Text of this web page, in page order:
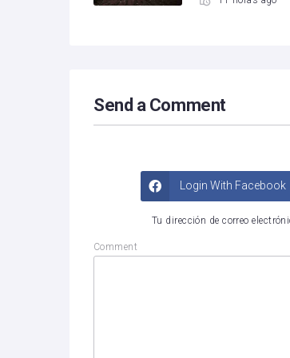
Send a Comment
Login With Facebook
Tu dirección de correo
Comment